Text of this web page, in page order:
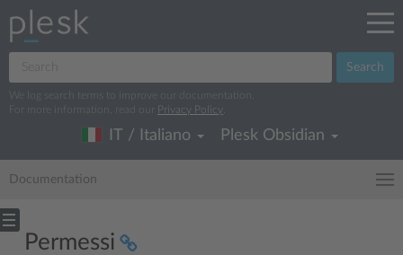
Search
We log search terms to improve our documentation.
For more information, read our
Privacy Policy
IT / Italiano Plesk Obsidian
Documentation
Permessi